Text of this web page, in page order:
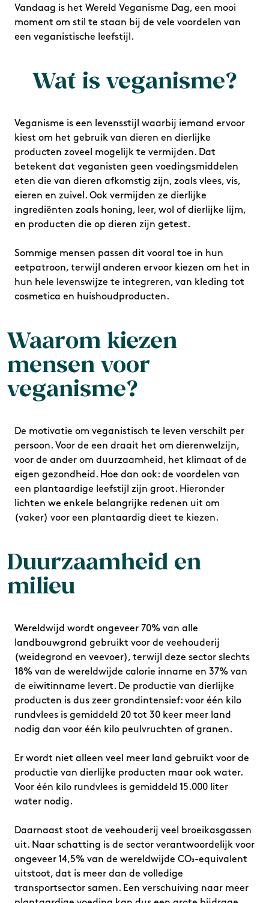
Vandaag is het Wereld Veganisme Dag, een mooi
moment om stil te staan bij de vele voordelen van
een veganistische leefstijl.
Wat is veganisme?
Veganisme is een levensstijl waarbij iemand ervoor
kiest om het gebruik van dieren en dierlijke
producten zoveel mogelijk te vermijden. Dat
betekent dat veganisten geen voedingsmiddelen
eten die van dieren afkomstig zijn, zoals vlees, vis,
eieren en zuivel. Ook vermijden ze dierlijke
ingrediënten zoals honing, leer, wol of dierlijke lijm,
en producten die op dieren zijn getest.
Sommige mensen passen dit vooral toe in hun
eetpatroon, terwijl anderen ervoor kiezen om het in
hun hele levenswijze te integreren, van kleding tot
cosmetica en huishoudproducten.
Waarom kiezen
mensen voor
veganisme?
De motivatie om veganistisch te leven verschilt per
persoon. Voor de een draait het om dierenwelzijn,
voor de ander om duurzaamheid, het klimaat of de
eigen gezondheid. Hoe dan ook: de voordelen van
een plantaardige leefstijl zijn groot. Hieronder
lichten we enkele belangrijke redenen uit om
(vaker) voor een plantaardig dieet te kiezen.
Duurzaamheid en
milieu
Wereldwijd wordt ongeveer 70% van alle
landbouwgrond gebruikt voor de veehouderij
(weidegrond en veevoer), terwijl deze sector slechts
18% van de wereldwijde calorie inname en 37% van
de eiwitinname levert. De productie van dierlijke
producten is dus zeer grondintensief: voor één kilo
rundvlees is gemiddeld 20 tot 30 keer meer land
nodig dan voor één kilo peulvruchten of granen.
Er wordt niet alleen veel meer land gebruikt voor de
productie van dierlijke producten maar ook water.
Voor één kilo rundvlees is gemiddeld 15.000 liter
water nodig.
Daarnaast stoot de veehouderij veel broeikasgassen
uit. Naar schatting is de sector verantwoordelijk voor
ongeveer 14,5% van de wereldwijde CO₂-equivalent
uitstoot, dat is meer dan de volledige
transportsector samen. Een verschuiving naar meer